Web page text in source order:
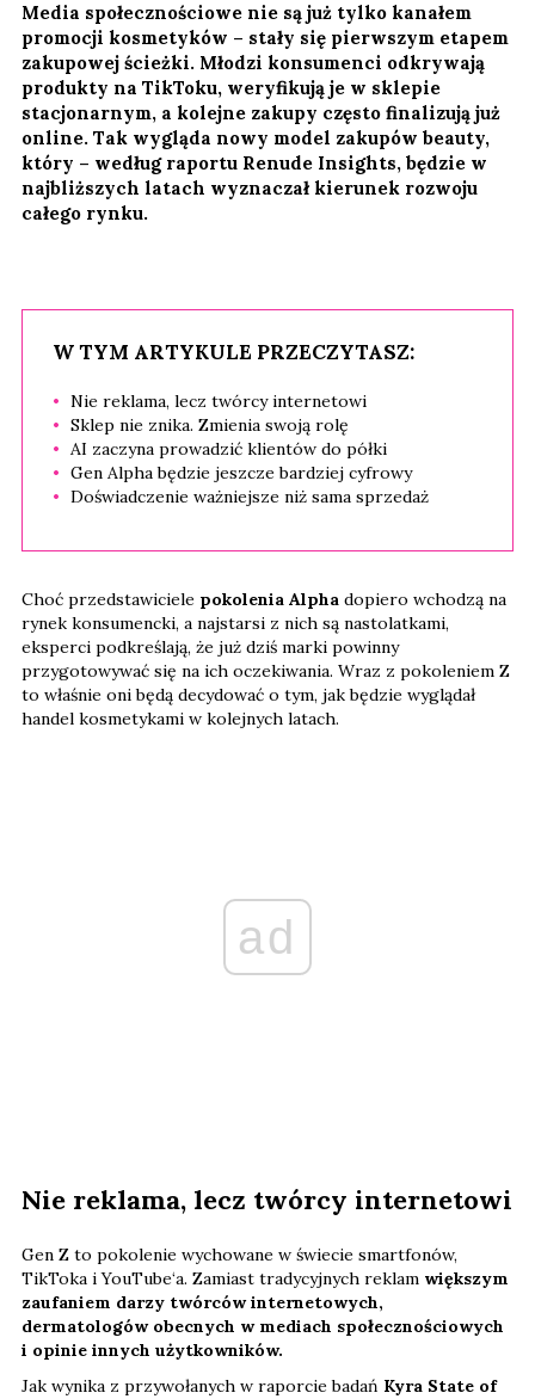
Media społecznościowe nie są już tylko kanałem
promocji kosmetyków – stały się pierwszym etapem
zakupowej ścieżki. Młodzi konsumenci odkrywają
produkty na TikToku, weryfikują je w sklepie
stacjonarnym, a kolejne zakupy często finalizują już
online. Tak wygląda nowy model zakupów beauty,
który – według raportu Renude Insights, będzie w
najbliższych latach wyznaczał kierunek rozwoju
całego rynku.
W TYM ARTYKULE PRZECZYTASZ:
Nie reklama, lecz twórcy internetowi
Sklep nie znika. Zmienia swoją rolę
AI zaczyna prowadzić klientów do półki
Gen Alpha będzie jeszcze bardziej cyfrowy
Doświadczenie ważniejsze niż sama sprzedaż
Choć przedstawiciele pokolenia Alpha dopiero wchodzą na
rynek konsumencki, a najstarsi z nich są nastolatkami,
eksperci podkreślają, że już dziś marki powinny
przygotowywać się na ich oczekiwania. Wraz z pokoleniem Z
to właśnie oni będą decydować o tym, jak będzie wyglądał
handel kosmetykami w kolejnych latach.
ad
Nie reklama, lecz twórcy internetowi
Gen Z to pokolenie wychowane w świecie smartfonów,
TikToka i YouTube‘a. Zamiast tradycyjnych reklam większym
zaufaniem darzy twórców internetowych,
dermatologów obecnych w mediach społecznościowych
i opinie innych użytkowników.
Jak wynika z przywołanych w raporcie badań Kyra State of